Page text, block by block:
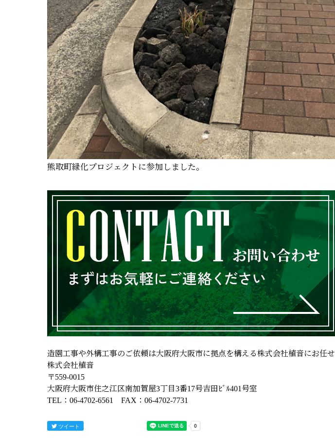
熊取町緑化プロジェクトに参加しました。
造園工事や外構工事のご依頼は大阪府大阪市に拠点を構える株式会社植音にお任せ
株式会社植音
〒559-0015
大阪府大阪市住之江区南加賀屋3丁目3番17号吉田ﾋﾞﾙ401号室
TEL：06-4702-6561 FAX：06-4702-7731
ツイート